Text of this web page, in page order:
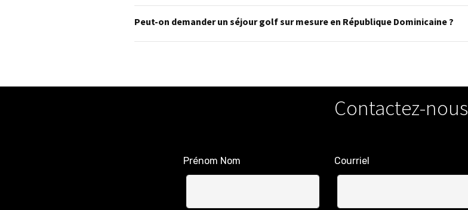
Peut-on demander un séjour golf sur mesure en République Dominicaine ?
Contactez-nous
Prénom Nom Courriel